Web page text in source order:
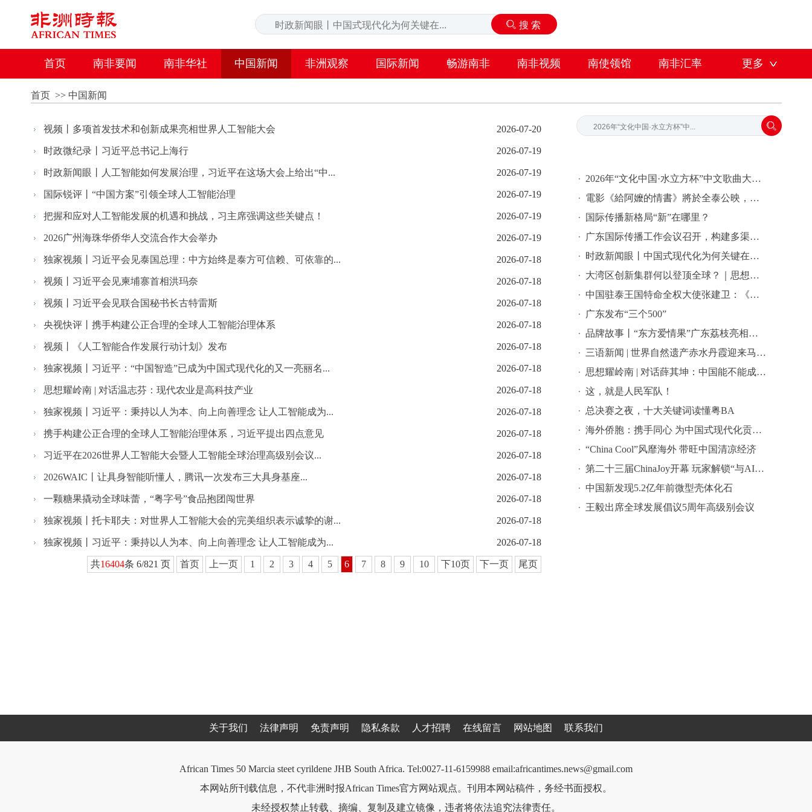
首页 南非要闻 南非华社 中国新闻 非洲观察 国际新闻 畅游南非 南非视频 南使领馆 南非汇率 更多
首页>> 中国新闻
2026-07-20
视频丨多项首发技术和创新成果亮相世界人工智能大会
2026-07-19
时政微纪录丨习近平总书记上海行
2026-07-19
时政新闻眼丨人工智能如何发展治理，习近平在这场大会上给出“中...
2026-07-19
国际锐评丨“中国方案”引领全球人工智能治理
2026-07-19
把握和应对人工智能发展的机遇和挑战，习主席强调这些关键点！
2026-07-19
2026广州海珠华侨华人交流合作大会举办
2026-07-18
独家视频丨习近平会见泰国总理：中方始终是泰方可信赖、可依靠的...
2026-07-18
视频丨习近平会见柬埔寨首相洪玛奈
2026-07-18
视频丨习近平会见联合国秘书长古特雷斯
2026-07-18
央视快评丨携手构建公正合理的全球人工智能治理体系
2026-07-18
视频丨《人工智能合作发展行动计划》发布
2026-07-18
独家视频丨习近平：“中国智造”已成为中国式现代化的又一亮丽名...
2026-07-18
思想耀岭南 | 对话温志芬：现代农业是高科技产业
2026-07-18
独家视频丨习近平：秉持以人为本、向上向善理念 让人工智能成为...
2026-07-18
携手构建公正合理的全球人工智能治理体系，习近平提出四点意见
2026-07-18
习近平在2026世界人工智能大会暨人工智能全球治理高级别会议...
2026-07-18
2026WAIC丨让具身智能听懂人，腾讯一次发布三大具身基座...
2026-07-18
一颗糖果撬动全球味蕾，“粤字号”食品抱团闯世界
2026-07-18
独家视频丨托卡耶夫：对世界人工智能大会的完美组织表示诚挚的谢...
2026-07-18
独家视频丨习近平：秉持以人为本、向上向善理念 让人工智能成为...
共16404条 6/821 页 首页 上一页 1 2 3 4 5 6 7 8 9 10 下10页 下一页 尾页
2026年“文化中国·水立方杯”中文歌曲大赛总决赛落幕，选手精彩表现来啦→
電影《給阿嬤的情書》將於全泰公映，導演藍鴻春推薦潮汕美景美食
国际传播新格局“新”在哪里？
广东国际传播工作会议召开，构建多渠道立体式对外传播格局引热议
时政新闻眼丨中国式现代化为何关键在科技现代化？总书记作出战略指引
大湾区创新集群何以登顶全球？｜思想耀岭南
中国驻泰王国特命全权大使张建卫：《给阿嬷的情书》是讲好中国故事的好抓手
广东发布“三个500”
品牌故事丨“东方爱情果”广东荔枝亮相全球农遗遴选答辩会
三语新闻 | 世界自然遗产赤水丹霞迎来马来西亚代表团 ——海外嘉宾点赞世界自然遗产赤水丹霞：这里值得让更多国际游客看见
思想耀岭南 | 对话薛其坤：中国能不能成为世界科学中心？
这，就是人民军队！
总决赛之夜，十大关键词读懂粤BA
海外侨胞：携手同心 为中国式现代化贡献智慧和力量
“China Cool”风靡海外 带旺中国清凉经济
第二十三届ChinaJoy开幕 玩家解锁“与AI同游”新体验
中国新发现5.2亿年前微型壳体化石
王毅出席全球发展倡议5周年高级别会议
关于我们 法律声明 免责声明 隐私条款 人才招聘 在线留言 网站地图 联系我们
African Times 50 Marcia steet cyrildene JHB South Africa. Tel:0027-11-6159988 email:africantimes.news@gmail.com
本网站所刊载信息，不代非洲时报African Times官方网站观点。刊用本网站稿件，务经书面授权。
未经授权禁止转载、摘编、复制及建立镜像，违者将依法追究法律责任。